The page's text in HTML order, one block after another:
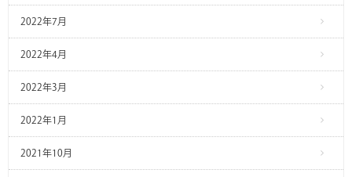
2022年7月
2022年4月
2022年3月
2022年1月
2021年10月